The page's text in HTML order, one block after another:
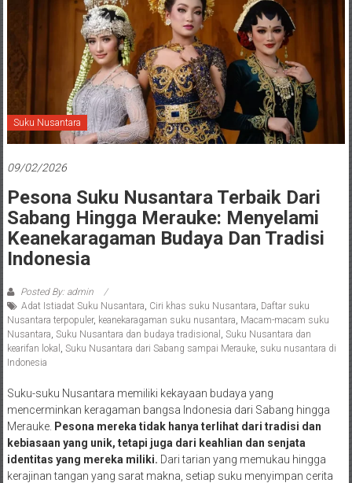
Suku Nusantara
09/02/2026
Pesona Suku Nusantara Terbaik Dari
Sabang Hingga Merauke: Menyelami
Keanekaragaman Budaya Dan Tradisi
Indonesia
Posted By: admin
Adat Istiadat Suku Nusantara Ciri khas suku Nusantara Daftar suku
Nusantara terpopuler, keanekaragaman suku nusantara Macam-macam suku
Nusantara Suku Nusantara dan budaya tradisional
Suku Nusantara dan
kearifan lokal
Suku Nusantara dari Sabang sampai Merauke, suku nusantara di
Indonesia
Suku-suku Nusantara memiliki kekayaan budaya yang
mencerminkan keragaman bangsa Indonesia dari Sabang hingga
Merauke. Pesona mereka tidak hanya terlihat dari tradisi dan
kebiasaan yang unik, tetapi juga dari keahlian dan senjata
identitas yang mereka miliki. Dari tarian yang memukau hingga
kerajinan tangan yang sarat makna, setiap suku menyimpan cerita